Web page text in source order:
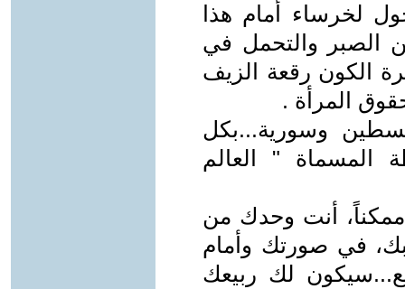
لخرساء أمام هذا
الصبر والتحمل في
الكون رقعة الزيف
المرأة .
وسورية...بكل
المسماة " العالم
أنت وحدك من
في صورتك وأمام
لك ربيعك